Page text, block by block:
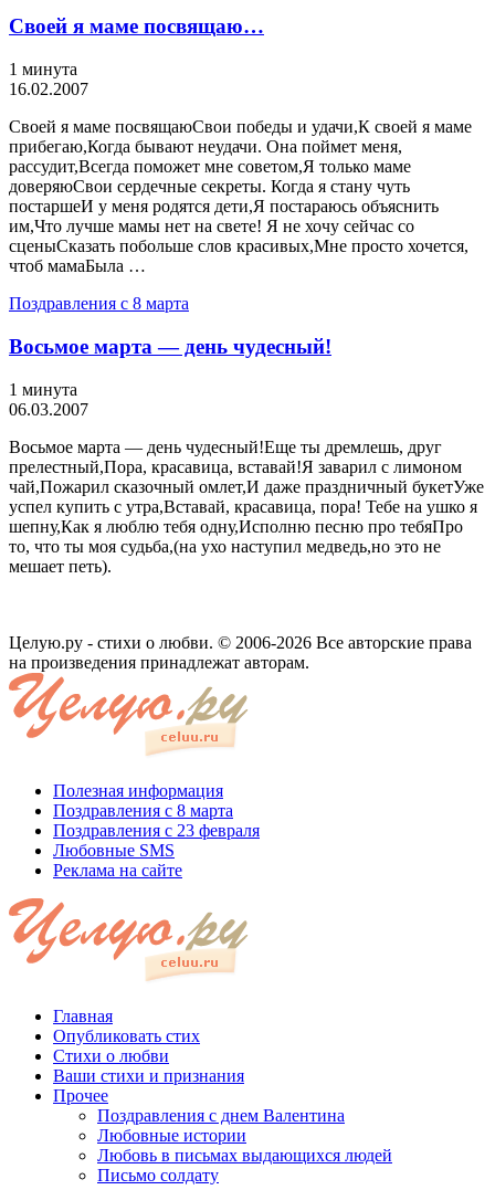
Своей я маме посвящаю…
1 минута
16.02.2007
Своей я маме посвящаюСвои победы и удачи,К своей я маме
прибегаю,Когда бывают неудачи. Она поймет меня,
рассудит,Всегда поможет мне советом,Я только маме
доверяюСвои сердечные секреты. Когда я стану чуть
постаршеИ у меня родятся дети,Я постараюсь объяснить
им,Что лучше мамы нет на свете! Я не хочу сейчас со
сценыСказать побольше слов красивых,Мне просто хочется,
чтоб мамаБыла …
Поздравления с 8 марта
Восьмое марта — день чудесный!
1 минута
06.03.2007
Восьмое марта — день чудесный!Еще ты дремлешь, друг
прелестный,Пора, красавица, вставай!Я заварил с лимоном
чай,Пожарил сказочный омлет,И даже праздничный букетУже
успел купить с утра,Вставай, красавица, пора! Тебе на ушко я
шепну,Как я люблю тебя одну,Исполню песню про тебяПро
то, что ты моя судьба,(на ухо наступил медведь,но это не
мешает петь).
Целую.ру - стихи о любви. © 2006-2026 Все авторские права
на произведения принадлежат авторам.
Полезная информация
Поздравления с 8 марта
Поздравления с 23 февраля
Любовные SMS
Реклама на сайте
Главная
Опубликовать стих
Стихи о любви
Ваши стихи и признания
Прочее
Поздравления с днем Валентина
Любовные истории
Любовь в письмах выдающихся людей
Письмо солдату